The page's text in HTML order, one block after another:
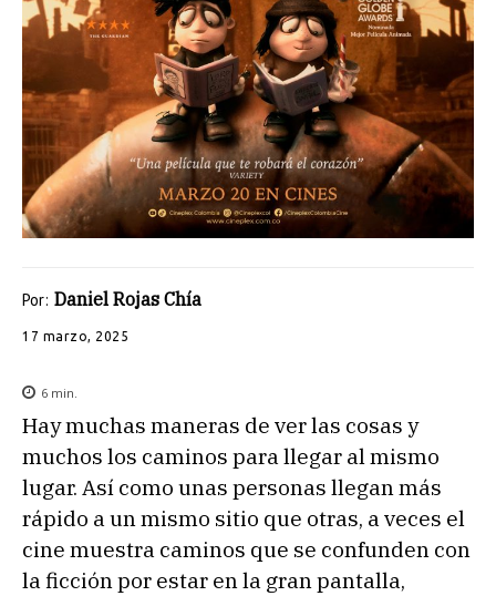
Por: Daniel Rojas Chía
17 marzo, 2025
6 min.
Hay muchas maneras de ver las cosas y
muchos los caminos para llegar al mismo
lugar. Así como unas personas llegan más
rápido a un mismo sitio que otras, a veces el
cine muestra caminos que se confunden con
la ficción por estar en la gran pantalla,